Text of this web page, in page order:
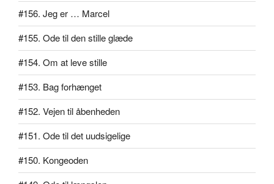
#156. Jeg er … Marcel
#155. Ode til den stille glæde
#154. Om at leve stille
#153. Bag forhænget
#152. Vejen til åbenheden
#151. Ode til det uudsigelige
#150. Kongeoden